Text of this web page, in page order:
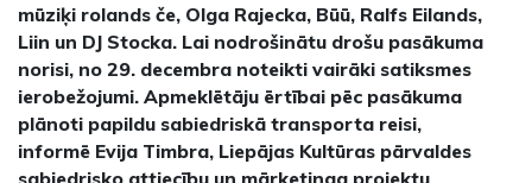
mūziķi rolands če, Olga Rajecka, Būū, Ralfs Eilands,
Liin un DJ Stocka. Lai nodrošinātu drošu pasākuma
norisi, no 29. decembra noteikti vairāki satiksmes
ierobežojumi. Apmeklētāju ērtībai pēc pasākuma
plānoti papildu sabiedriskā transporta reisi,
informē Evija Timbra, Liepājas Kultūras pārvaldes
sabiedrisko attiecību un mārketinga projektu